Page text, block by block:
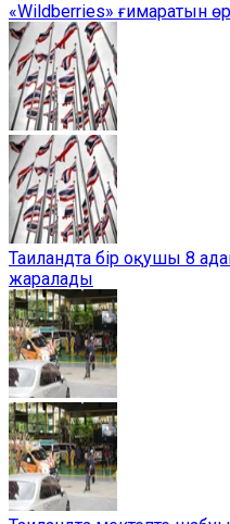
«Wildberries» ғимаратын
Таиландта бір оқушы 8
жаралады